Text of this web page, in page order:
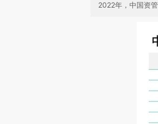
2022年，中国资